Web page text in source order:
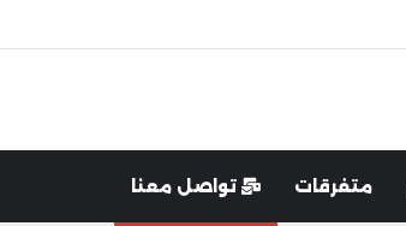
متفرقات تواصل معنا